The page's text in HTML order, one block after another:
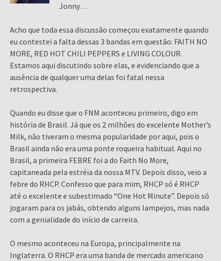
Jonny…
Acho que toda essa discussão começou exatamente quando
eu contestei a falta dessas 3 bandas em questão: FAITH NO
MORE, RED HOT CHILI PEPPERS e LIVING COLOUR.
Estamos aqui discutindo sobre elas, e evidenciando que a
ausência de qualquer uma delas foi fatal nessa
retrospectiva.
Quando eu disse que o FNM aconteceu primeiro, digo em
história de Brasil. Já que os 2 milhões do excelente Mother’s
Milk, não tiveram o mesma popularidade por aqui, pois o
Brasil ainda não era uma ponte roqueira habitual. Aqui no
Brasil, a primeira FEBRE foi a do Faith No More,
capitaneada pela estréia da nossa MTV. Depois disso, veio a
febre do RHCP. Confesso que para mim, RHCP só é RHCP
até o excelente e subestimado “One Hot Minute”. Depois só
jogaram para os jabás, obtendo alguns lampejos, mas nada
com a genialidade do início de carreira.
O mesmo aconteceu na Europa, principalmente na
Inglaterra. O RHCP era uma banda de mercado americano